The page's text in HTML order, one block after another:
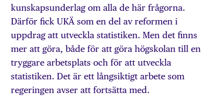
kunskapsunderlag om alla de här frågorna.
Därför fick UKÄ som en del av reformen i
uppdrag att utveckla stati­stiken. Men det finns
mer att göra, både för att göra högskolan till en
tryggare arbetsplats och för att utveckla
statistiken. Det är ett långsiktigt arbete som
regeringen avser att fortsätta med.